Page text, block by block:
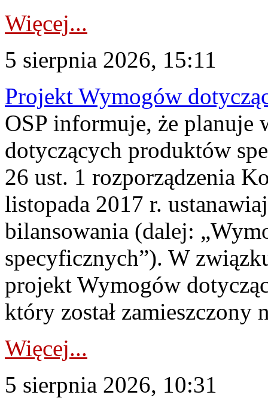
Więcej...
5 sierpnia 2026, 15:11
Projekt Wymogów
OSP informuje, że planuje
dotyczących produktów
26 ust. 1 rozporządzenia
listopada 2017 r.
bilansowania (dalej:
specyficznych”). W
projekt Wymogów
który został zamieszczony
Więcej...
5 sierpnia 2026, 10:31